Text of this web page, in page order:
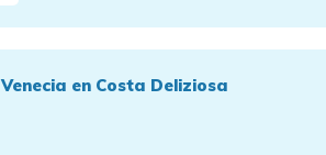
en Costa Deliziosa